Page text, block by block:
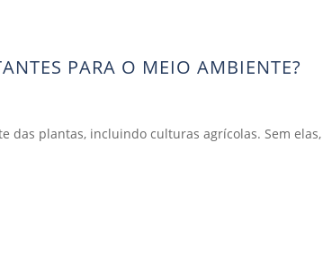
PARA O MEIO AMBIENTE?
das plantas, incluindo culturas agrícolas. Sem